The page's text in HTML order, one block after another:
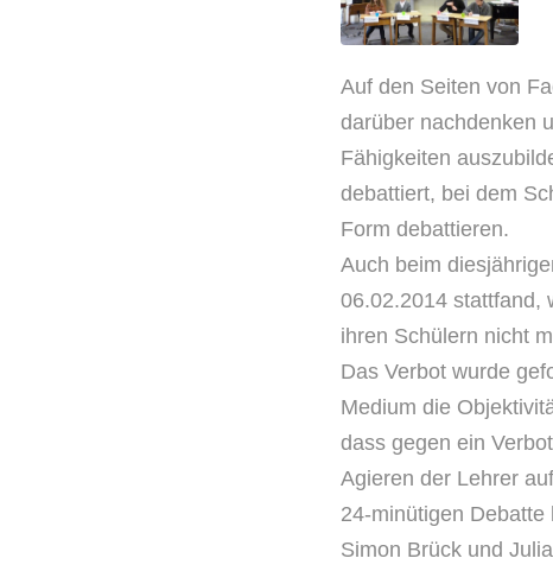
Auf den Seiten von
darüber nachdenken
Fähigkeiten
debattiert, bei dem
Form debattieren.
Auch beim
06.02.2014 stattfand,
ihren Schülern nicht
Das Verbot wurde
Medium die
dass gegen ein
Agieren der Lehrer
24-minütigen
Simon Brück und